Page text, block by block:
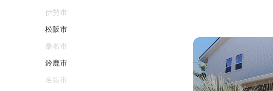
伊勢市
松阪市
桑名市
鈴鹿市
名張市